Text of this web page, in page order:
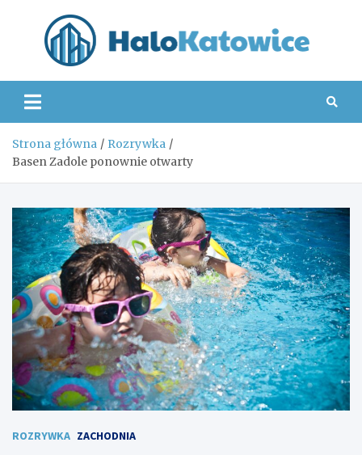
Strona główna
Rozrywka
Basen Zadole ponownie otwarty
ROZRYWKA ZACHODNIA